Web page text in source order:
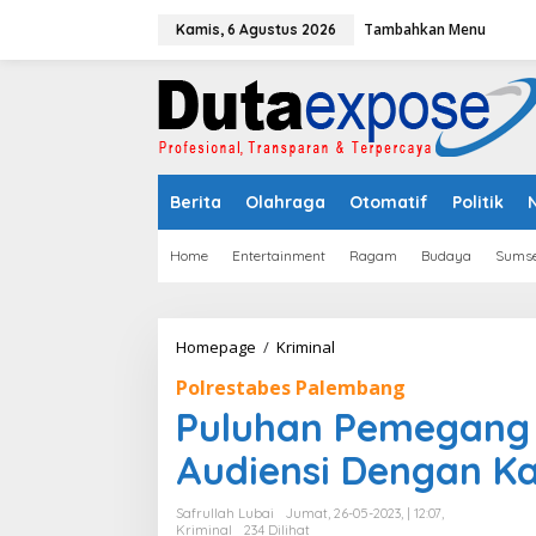
Kamis, 6 Agustus 2026 Tambahkan Menu
Berita Olahraga Otomatif Politik
Home Entertainment Ragam Budaya
Homepage / Kriminal
l
u
h
a
e
Polrestabes Palembang
Puluhan Pemegang
Audiensi Dengan
Safrullah Lubai
Jumat, 26-05-2023, | 12:07,
Kriminal
234 Dilihat